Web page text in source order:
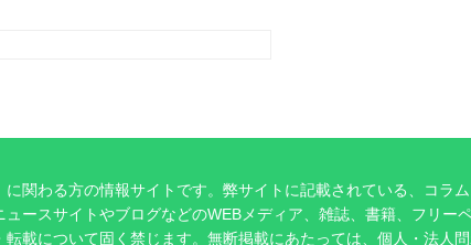
関わる方の情報サイトです。弊サイトに記載されている、コラ
ースサイトやブログなどのWEBメディア、雑誌、書籍、フリー
載について固く禁じます。無断掲載にあたっては、個人・法人